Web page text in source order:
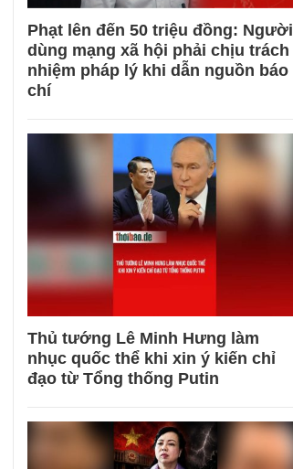
Phạt lên đến 50 triệu đồng: Người
dùng mạng xã hội phải chịu trách
nhiệm pháp lý khi dẫn nguồn báo
chí
Thủ tướng Lê Minh Hưng làm
nhục quốc thể khi xin ý kiến chỉ
đạo từ Tổng thống Putin